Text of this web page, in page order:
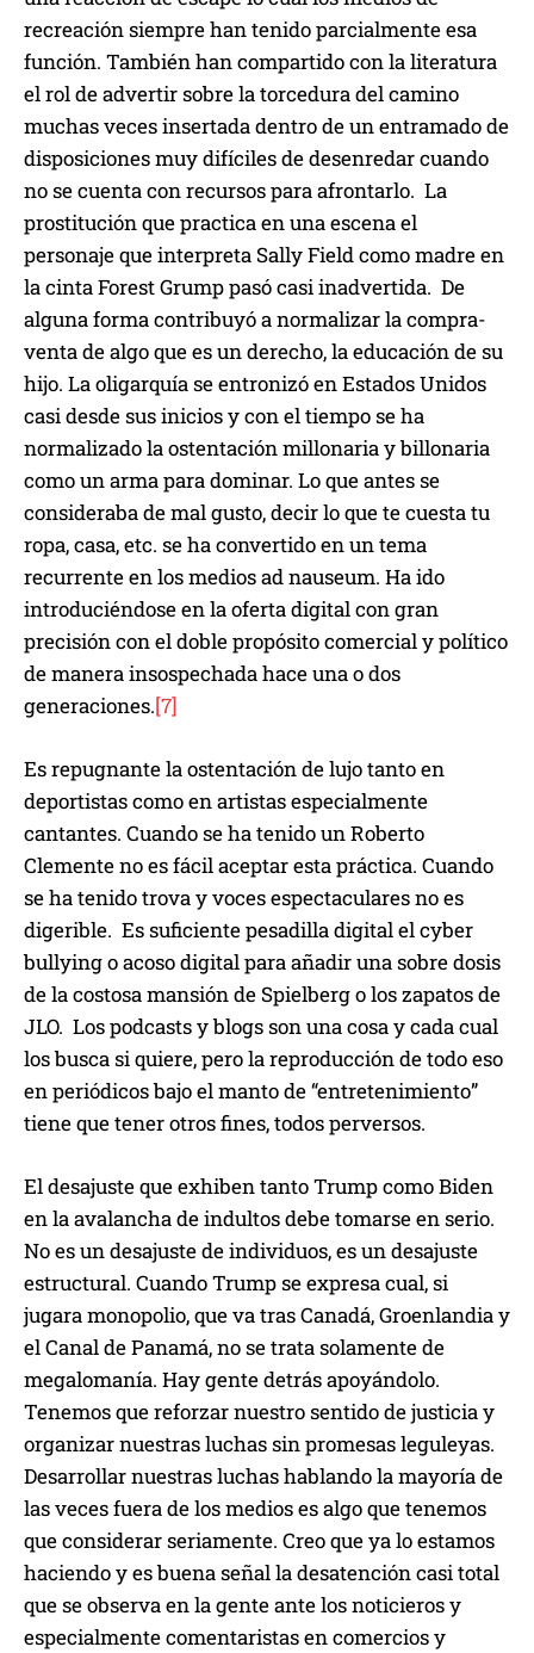
recreación siempre han tenido parcialmente esa
función. También han compartido con la literatura
el rol de advertir sobre la torcedura del camino
muchas veces insertada dentro de un entramado de
disposiciones muy difíciles de desenredar cuando
no se cuenta con recursos para afrontarlo. La
prostitución que practica en una escena el
personaje que interpreta Sally Field como madre en
la cinta Forest Grump pasó casi inadvertida. De
alguna forma contribuyó a normalizar la compra-
venta de algo que es un derecho, la educación de su
hijo. La oligarquía se entronizó en Estados Unidos
casi desde sus inicios y con el tiempo se ha
normalizado la ostentación millonaria y billonaria
como un arma para dominar. Lo que antes se
consideraba de mal gusto, decir lo que te cuesta tu
ropa, casa, etc. se ha convertido en un tema
recurrente en los medios ad nauseum. Ha ido
introduciéndose en la oferta digital con gran
precisión con el doble propósito comercial y político
de manera insospechada hace una o dos
generaciones.[7]
Es repugnante la ostentación de lujo tanto en
deportistas como en artistas especialmente
cantantes. Cuando se ha tenido un Roberto
Clemente no es fácil aceptar esta práctica. Cuando
se ha tenido trova y voces espectaculares no es
digerible. Es suficiente pesadilla digital el cyber
bullying o acoso digital para añadir una sobre dosis
de la costosa mansión de Spielberg o los zapatos de
JLO. Los podcasts y blogs son una cosa y cada cual
los busca si quiere, pero la reproducción de todo eso
en periódicos bajo el manto de “entretenimiento”
tiene que tener otros fines, todos perversos.
El desajuste que exhiben tanto Trump como Biden
en la avalancha de indultos debe tomarse en serio.
No es un desajuste de individuos, es un desajuste
estructural. Cuando Trump se expresa cual, si
jugara monopolio, que va tras Canadá, Groenlandia y
el Canal de Panamá, no se trata solamente de
megalomanía. Hay gente detrás apoyándolo.
Tenemos que reforzar nuestro sentido de justicia y
organizar nuestras luchas sin promesas leguleyas.
Desarrollar nuestras luchas hablando la mayoría de
las veces fuera de los medios es algo que tenemos
que considerar seriamente. Creo que ya lo estamos
haciendo y es buena señal la desatención casi total
que se observa en la gente ante los noticieros y
especialmente comentaristas en comercios y